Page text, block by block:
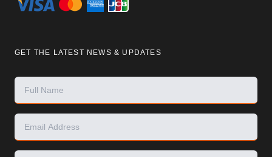
GET THE LATEST NEWS & UPDATES